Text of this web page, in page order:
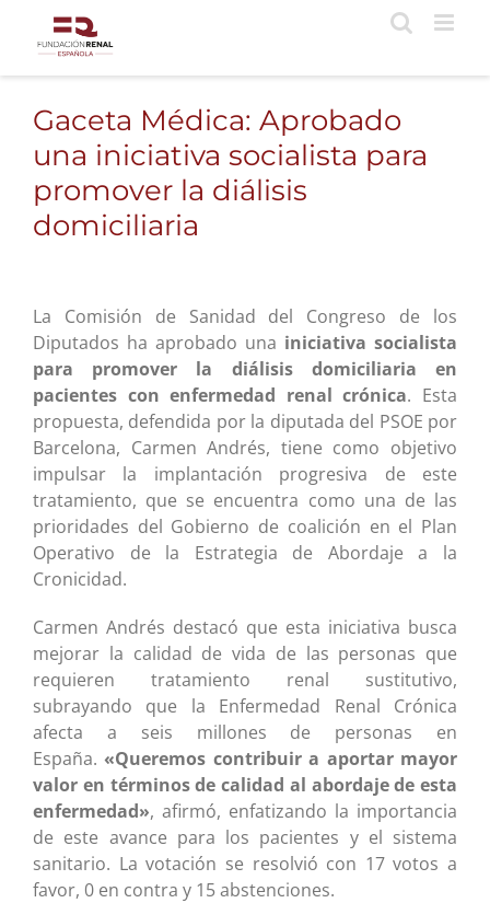
contenido
Gaceta Médica: Aprobado
una iniciativa socialista para
promover la diálisis
domiciliaria
La Comisión de Sanidad del Congreso de los
Diputados ha aprobado una iniciativa socialista
para promover la diálisis domiciliaria en
pacientes con enfermedad renal crónica. Esta
propuesta, defendida por la diputada del PSOE por
Barcelona, Carmen Andrés, tiene como objetivo
impulsar la implantación progresiva de este
tratamiento, que se encuentra como una de las
prioridades del Gobierno de coalición en el Plan
Operativo de la Estrategia de Abordaje a la
Cronicidad.
Carmen Andrés destacó que esta iniciativa busca
mejorar la calidad de vida de las personas que
requieren tratamiento renal sustitutivo,
subrayando que la Enfermedad Renal Crónica
afecta a seis millones de personas en
España.«Queremos contribuir a aportar mayor
valor en términos de calidad al abordaje de esta
enfermedad», afirmó, enfatizando la importancia
de este avance para los pacientes y el sistema
sanitario. La votación se resolvió con 17 votos a
favor, 0 en contra y 15 abstenciones.